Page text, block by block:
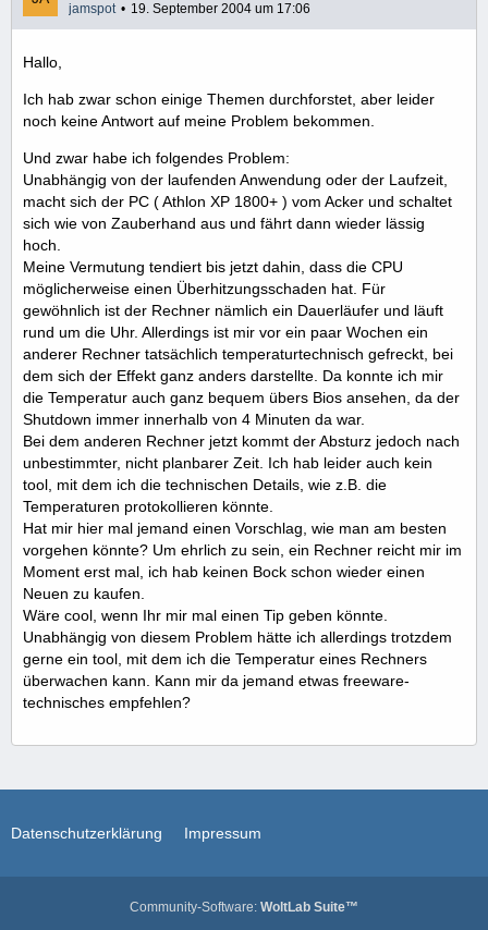
jamspot 19. September 2004 um 17:06
Hallo,
Ich hab zwar schon einige Themen durchforstet, aber leider
noch keine Antwort auf meine Problem bekommen.
Und zwar habe ich folgendes Problem:
Unabhängig von der laufenden Anwendung oder der Laufzeit,
macht sich der PC ( Athlon XP 1800+ ) vom Acker und schaltet
sich wie von Zauberhand aus und fährt dann wieder lässig
hoch.
Meine Vermutung tendiert bis jetzt dahin, dass die CPU
möglicherweise einen Überhitzungsschaden hat. Für
gewöhnlich ist der Rechner nämlich ein Dauerläufer und läuft
rund um die Uhr. Allerdings ist mir vor ein paar Wochen ein
anderer Rechner tatsächlich temperaturtechnisch gefreckt, bei
dem sich der Effekt ganz anders darstellte. Da konnte ich mir
die Temperatur auch ganz bequem übers Bios ansehen, da der
Shutdown immer innerhalb von 4 Minuten da war.
Bei dem anderen Rechner jetzt kommt der Absturz jedoch nach
unbestimmter, nicht planbarer Zeit. Ich hab leider auch kein
tool, mit dem ich die technischen Details, wie z.B. die
Temperaturen protokollieren könnte.
Hat mir hier mal jemand einen Vorschlag, wie man am besten
vorgehen könnte? Um ehrlich zu sein, ein Rechner reicht mir im
Moment erst mal, ich hab keinen Bock schon wieder einen
Neuen zu kaufen.
Wäre cool, wenn Ihr mir mal einen Tip geben könnte.
Unabhängig von diesem Problem hätte ich allerdings trotzdem
gerne ein tool, mit dem ich die Temperatur eines Rechners
überwachen kann. Kann mir da jemand etwas freeware-
technisches empfehlen?
Datenschutzerklärung Impressum
Community-Software: WoltLab Suite™